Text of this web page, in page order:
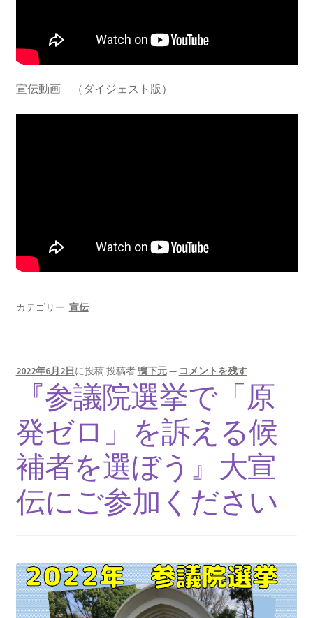
宣伝動画 （ダイジェスト版）
カテゴリー: 宣伝
2022年6月2日 に投稿投稿者鴨下元— コメントを残す
『参議院選挙で「原
発ゼロ」を訴える候
補者を選ぼう』大宣
伝にご参加ください